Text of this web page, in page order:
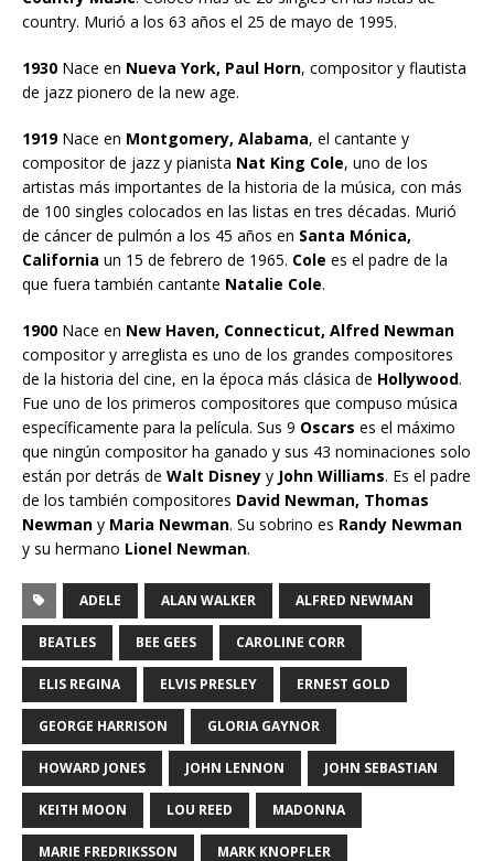
country. Murió a los 63 años el 25 de mayo de 1995.
1930 Nace en Nueva York, Paul Horn, compositor y flautista
de jazz pionero de la new age.
1919Nace en Montgomery, Alabama, el cantante y
compositor de jazz y pianista Nat King Cole, uno de los
artistas más importantes de la historia de la música, con más
de 100 singles colocados en las listas en tres décadas. Murió
de cáncer de pulmón a los 45 años en Santa Mónica,
California un 15 de febrero de 1965. Cole es el padre de la
que fuera también cantante Natalie Cole.
1900 Nace en New Haven, Connecticut, Alfred Newman
compositor y arreglista es uno de los grandes compositores
de la historia del cine, en la época más clásica de Hollywood.
Fue uno de los primeros compositores que compuso música
específicamente para la película. Sus 9 Oscars es el máximo
que ningún compositor ha ganado y sus 43 nominaciones solo
están por detrás de Walt Disney y John Williams. Es el padre
de los también compositores David Newman, Thomas
Newman y Maria Newman. Su sobrino es Randy Newman
y su hermano Lionel Newman.
ADELE ALAN WALKER ALFRED NEWMAN
BEATLES BEE GEES CAROLINE CORR
ELIS REGINA ELVIS PRESLEY ERNEST GOLD
GEORGE HARRISON GLORIA GAYNOR
HOWARD JONES JOHN LENNON JOHN SEBASTIAN
KEITH MOON LOU REED MADONNA
MARIE FREDRIKSSON MARK KNOPFLER